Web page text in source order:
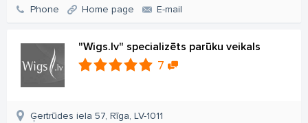
Phone
Home page E-mail
"Wigs.lv" specializēts parūku veikals
7
Ģertrūdes iela 57, Rīga, LV-1011